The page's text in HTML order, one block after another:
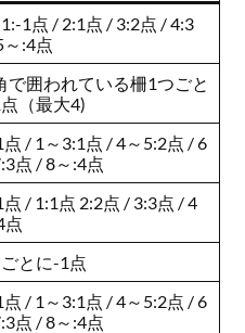
1点 / 2:1点 / 3:2点 / 4:3
～:4点
で囲われている柵1つごと
（最大4)
/ 1～3:1点 / 4～5:2点 / 6
点 / 8～:4点
/ 1:1点 2:2点 / 3:3点 / 4
点
とに-1点
/ 1～3:1点 / 4～5:2点 / 6
点 / 8～:4点